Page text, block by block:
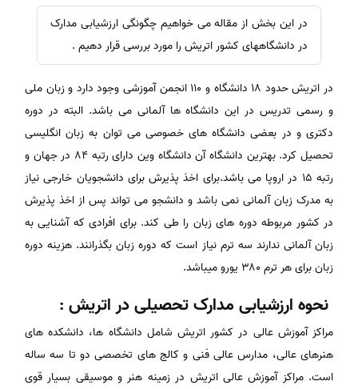
در این بخش از مقاله می خواهیم چگونگی ارزشیابی مدارک
در دانشگاههای کشور اتریش را مورد بررسی قرار دهیم .
در اتریش حدود ۱۸ دانشگاه و ۱۱۰ انجمن آموزشی وجود دارد و زبان ملی
و رسمی تدریس در این دانشگاه ها آلمانی می باشد. البته در دوره
دکتری و در بعضی دانشگاه های خصوصی می توان به زبان انگلیسی
تحصیل کرد. بهترین دانشگاه آن دانشگاه وین دارای رتبه ۸۴ در جهان و
رتبه ۱۵ در اروپا می باشد.برای اخذ پذیرش برای دانشجویان خارجی نیاز
به مدرک زبان آلمانی نمی باشد و دانشجو می تواند پس از اخذ پذیرش
در کشور مربوطه دوره های زبان را طی کند. برای افرادی که آشنایی به
زبان آلمانی ندارند سه ترم نیاز است که دوره زبان بگذرانند. هزینه دوره
زبان برای هر ترم ۳۸۰ یورو میباشد.
نحوه ارزشیابی مدارک تحصیلی در اتریش :
مراکز آموزش عالی در کشور اتریش شامل دانشگاه ها، دانشکده های
هنرهای عالی، مدارس عالی فنی و کالج های تخصصی دو تا سه ساله
است. مراکز آموزش عالی اتریش در زمینه هنر و موسیقی بسیار قوی